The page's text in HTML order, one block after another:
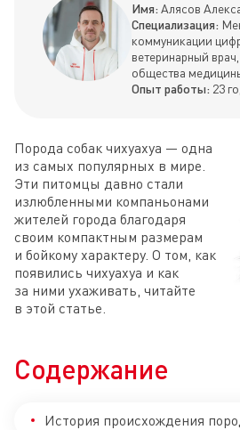
Имя: Алясов
Специализация:
коммуникации
ветеринарный
общества
Опыт работы: 23
Порода собак чихуахуа — одна
из самых популярных в мире.
Эти питомцы давно стали
излюбленными компаньонами
жителей города благодаря
своим компактным размерам
и бойкому характеру. О том, как
появились чихуахуа и как
за ними ухаживать, читайте
в этой статье.
Содержание
История происхождения